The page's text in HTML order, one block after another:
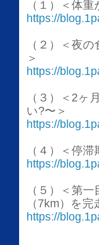
（１）＜体
https://
（２）＜夜
＞
https://
（３）＜2ヶ
い?〜＞
https://
（４）＜停
https://
（５）＜第
（7km）を完
https://